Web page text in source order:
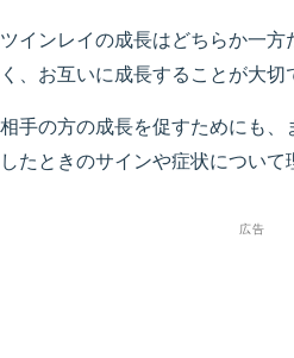
ツインレイの成長はどちらか一
く、お互いに成長することが大切
相手の方の成長を促すためにも、
したときのサインや症状について
広告